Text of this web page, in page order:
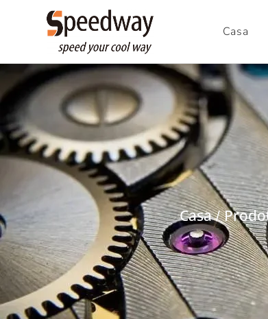
Casa
Casa/